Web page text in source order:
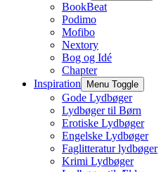
BookBeat
Podimo
Mofibo
Nextory
Bog og Idé
Chapter
Inspiration
Menu Toggle
Gode Lydbøger
Lydbøger til Børn
Erotiske Lydbøger
Engelske Lydbøger
Faglitteratur lydbøger
Krimi Lydbøger